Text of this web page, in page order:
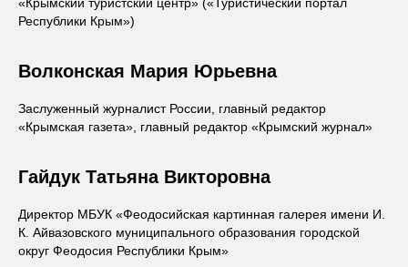
Республики Крым»)
Волконская Мария Юрьевна
Заслуженный журналист России, главный редактор
«Крымская газета», главный редактор «Крымский журнал»
Гайдук Татьяна Викторовна
Директор МБУК «Феодосийская картинная галерея имени И.
К. Айвазовского муниципального образования городской
округ Феодосия Республики Крым»